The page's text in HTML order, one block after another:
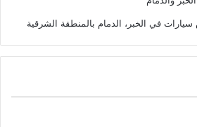
في الخبر، الدمام بالمنطقة الشرقية